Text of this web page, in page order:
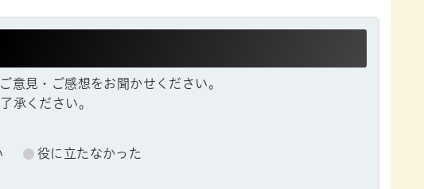
意見・ご感想をお聞かせください。
承ください。
役に立たなかった